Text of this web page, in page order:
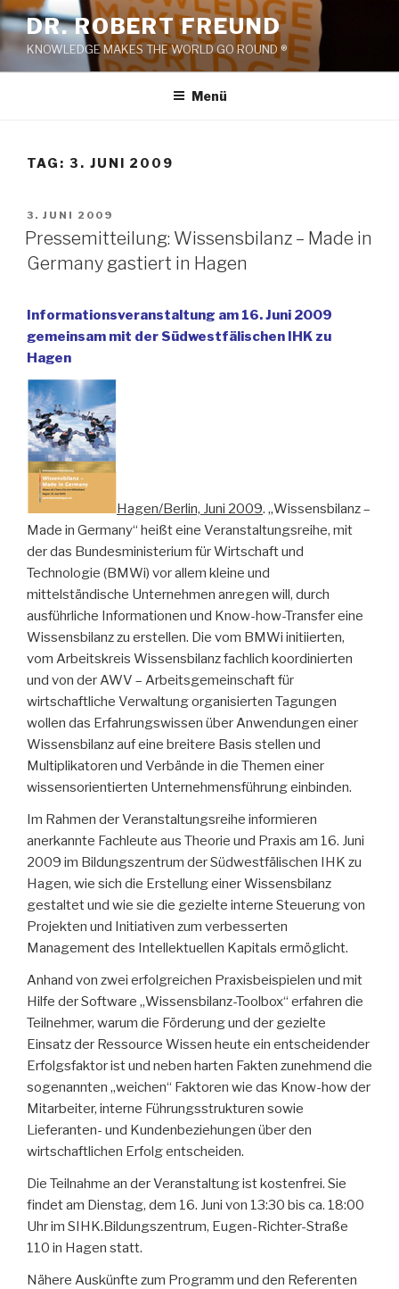
Zum
Inhalt
springen
DR. ROBERT FREUND
KNOWLEDGE MAKES THE WORLD GO ROUND ®
Menü
TAG: 3. JUNI 2009
VERÖFFENTLICHT
AM
3. JUNI 2009
Pressemitteilung: Wissensbilanz – Made in
Germany gastiert in Hagen
Informationsveranstaltung am 16. Juni 2009
gemeinsam mit der Südwestfälischen IHK zu
Hagen
Hagen/Berlin, Juni 2009. „Wissensbilanz –
Made in Germany“ heißt eine Veranstaltungsreihe, mit
der das Bundesministerium für Wirtschaft und
Technologie (BMWi) vor allem kleine und
mittelständische Unternehmen anregen will, durch
ausführliche Informationen und Know-how-Transfer eine
Wissensbilanz zu erstellen. Die vom BMWi initiierten,
vom Arbeitskreis Wissensbilanz fachlich koordinierten
und von der AWV – Arbeitsgemeinschaft für
wirtschaftliche Verwaltung organisierten Tagungen
wollen das Erfahrungswissen über Anwendungen einer
Wissensbilanz auf eine breitere Basis stellen und
Multiplikatoren und Verbände in die Themen einer
wissensorientierten Unternehmensführung einbinden.
Im Rahmen der Veranstaltungsreihe informieren
anerkannte Fachleute aus Theorie und Praxis am 16. Juni
2009 im Bildungszentrum der Südwestfälischen IHK zu
Hagen, wie sich die Erstellung einer Wissensbilanz
gestaltet und wie sie die gezielte interne Steuerung von
Projekten und Initiativen zum verbesserten
Management des Intellektuellen Kapitals ermöglicht.
Anhand von zwei erfolgreichen Praxisbeispielen und mit
Hilfe der Software „Wissensbilanz-Toolbox“ erfahren die
Teilnehmer, warum die Förderung und der gezielte
Einsatz der Ressource Wissen heute ein entscheidender
Erfolgsfaktor ist und neben harten Fakten zunehmend die
sogenannten „weichen“ Faktoren wie das Know-how der
Mitarbeiter, interne Führungsstrukturen sowie
Lieferanten- und Kundenbeziehungen über den
wirtschaftlichen Erfolg entscheiden.
Die Teilnahme an der Veranstaltung ist kostenfrei. Sie
findet am Dienstag, dem 16. Juni von 13:30 bis ca. 18:00
Uhr im SIHK.Bildungszentrum, Eugen-Richter-Straße
110 in Hagen statt.
Nähere Auskünfte zum Programm und den Referenten